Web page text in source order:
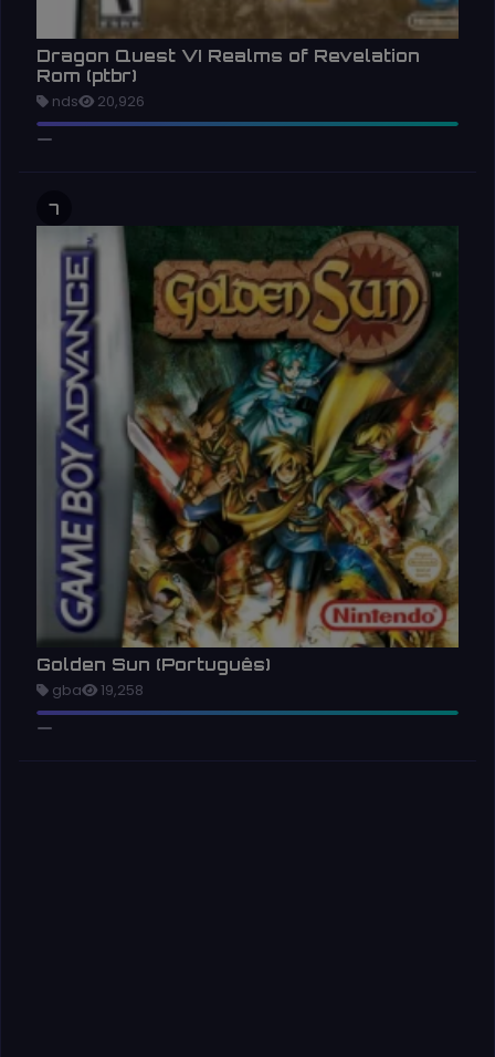
Dragon Quest VI Realms of Revelation
Rom (ptbr)
nds 20,926
7
Golden Sun (Português)
gba 19,258